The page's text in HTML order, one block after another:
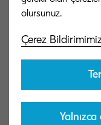
Çerez